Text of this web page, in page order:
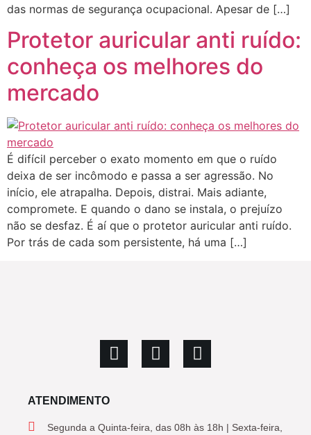
das normas de segurança ocupacional. Apesar de […]
Protetor auricular anti ruído:
conheça os melhores do
mercado
É difícil perceber o exato momento em que o ruído
deixa de ser incômodo e passa a ser agressão. No
início, ele atrapalha. Depois, distrai. Mais adiante,
compromete. E quando o dano se instala, o prejuízo
não se desfaz. É aí que o protetor auricular anti ruído.
Por trás de cada som persistente, há uma […]
ATENDIMENTO
Segunda a Quinta-feira, das 08h às 18h | Sexta-feira,